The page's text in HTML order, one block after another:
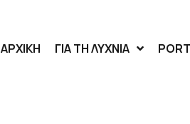
ΑΡΧΙΚΗ ΓΙΑ ΤΗ ΛΥΧΝΙΑ